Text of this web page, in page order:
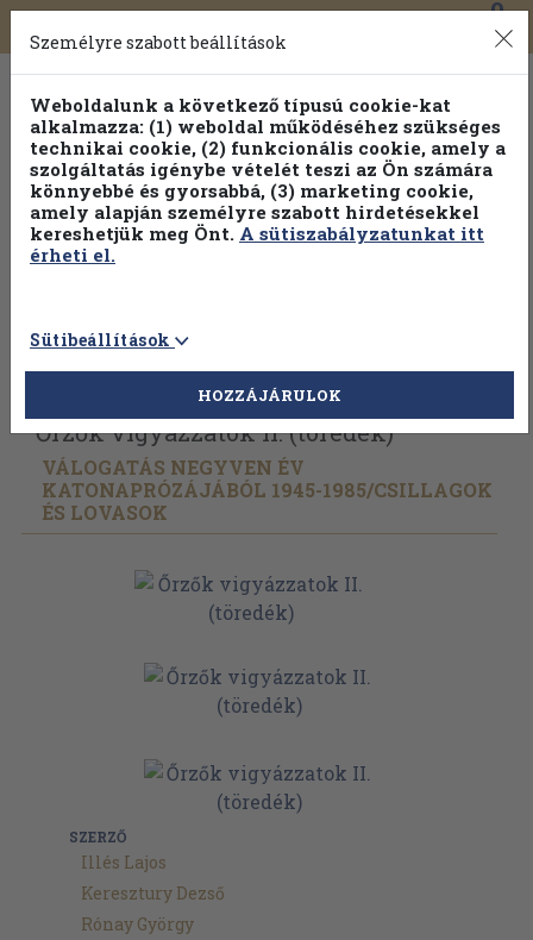
Toggle
navigation
0
Vissza az előző oldalra Válasszon példányt
Őrzők vigyázzatok II. (töredék)
VÁLOGATÁS NEGYVEN ÉV
KATONAPRÓZÁJÁBÓL 1945-1985/CSILLAGOK
ÉS LOVASOK
SZERZŐ
Illés Lajos
Keresztury Dezső
Rónay György
Személyre szabott beállítások
Weboldalunk a következő típusú cookie-kat
alkalmazza: (1) weboldal működéséhez szükséges
technikai cookie, (2) funkcionális cookie, amely a
szolgáltatás igénybe vételét teszi az Ön számára
könnyebbé és gyorsabbá, (3) marketing cookie,
amely alapján személyre szabott hirdetésekkel
kereshetjük meg Önt. A sütiszabályzatunkat itt
érheti el.
Sütibeállítások
HOZZÁJÁRULOK